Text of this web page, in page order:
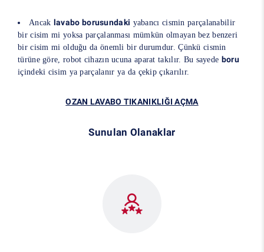
Ancak lavabo borusundaki yabancı cismin parçalanabilir
bir cisim mi yoksa parçalanması mümkün olmayan bez benzeri
bir cisim mi olduğu da önemli bir durumdur. Çünkü cismin
türüne göre, robot cihazın ucuna aparat takılır. Bu sayede boru
içindeki cisim ya parçalanır ya da çekip çıkarılır.
OZAN LAVABO TIKANIKLIĞI AÇMA
Sunulan Olanaklar